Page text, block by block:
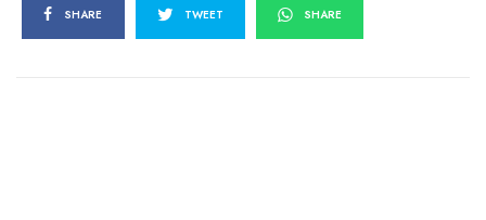
SHARE TWEET SHARE